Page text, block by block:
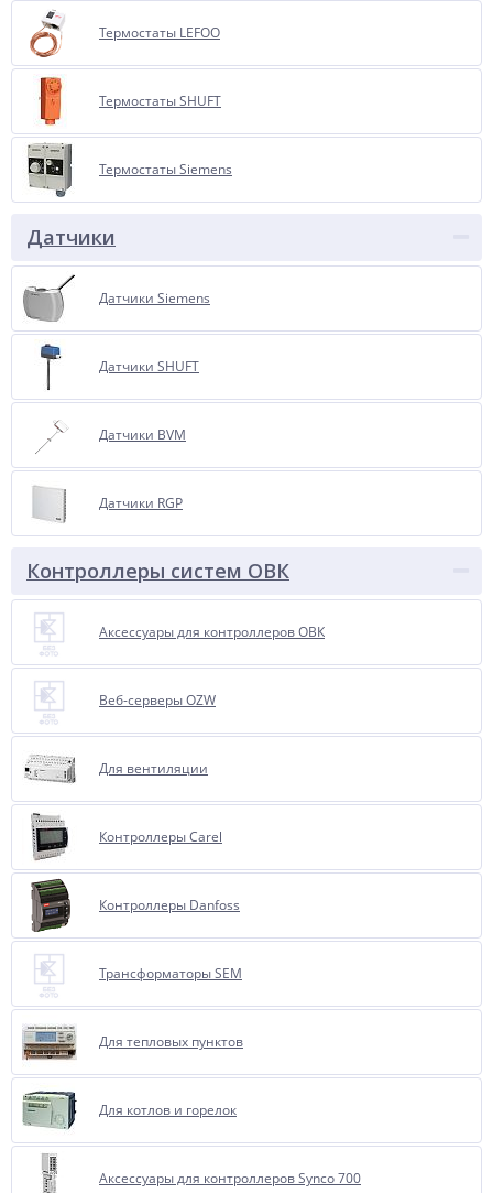
Термостаты LEFOO
Термостаты SHUFT
Термостаты Siemens
Датчики
Датчики Siemens
Датчики SHUFT
Датчики BVM
Датчики RGP
Контроллеры систем ОВК
Аксессуары для контроллеров ОВК
Веб-серверы OZW
Для вентиляции
Контроллеры Carel
Контроллеры Danfoss
Трансформаторы SEM
Для тепловых пунктов
Для котлов и горелок
Аксессуары для контроллеров Synco 700